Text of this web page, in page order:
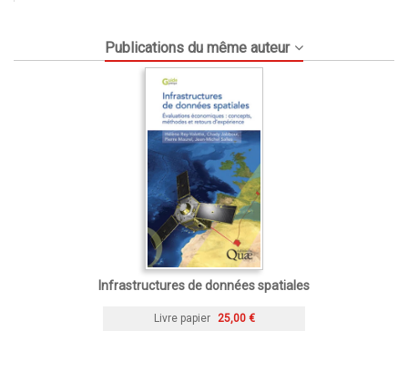
Publications du même auteur
Infrastructures de données spatiales
Livre papier 25,00 €